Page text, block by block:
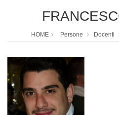
HOME Persone Docenti